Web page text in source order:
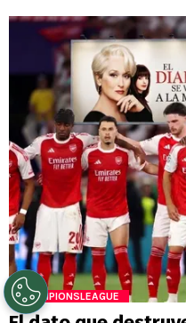
CHAMPIONSLEAGUE